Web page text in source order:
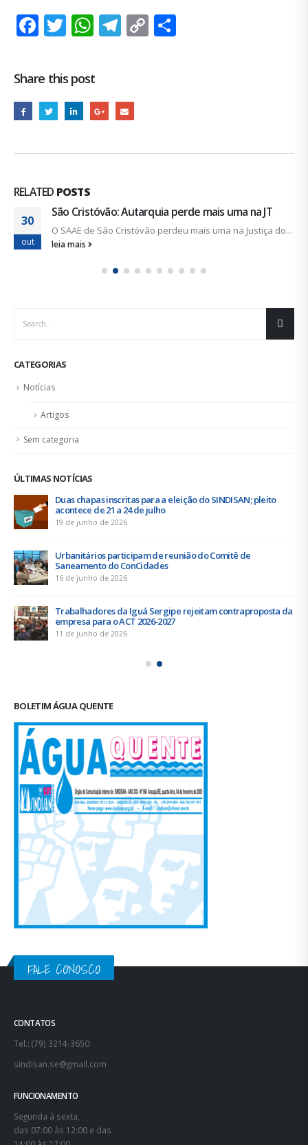
Facebook
Twitter
WhatsApp
Telegram
Copy
Share this post
RELATED POSTS
30
out
São Cristóvão: Autarquia perde mais uma na JT
O SAAE de São Cristóvão perdeu mais uma na Justiça do...
leia mais
CATEGORIAS
Notícias
Artigos
Sem categoria
ÚLTIMAS NOTÍCIAS
Duas chapas inscritas para a eleição do SINDISAN; pleito
acontece de 21 a 24 de julho
19 de junho de 2026
Urbanitários participam de reunião do Comitê de
Saneamento do ConCidades
16 de junho de 2026
Trabalhadores da Iguá Sergipe rejeitam contraproposta da
empresa para o ACT 2026-2027
11 de junho de 2026
BOLETIM ÁGUA QUENTE
FALE CONOSCO
CONTATOS
Tel.: (79) 3214-3650
sindisan.se@gmail.com
FUNCIONAMENTO
Segunda à sexta,
das 07:00 às 12:00 e das